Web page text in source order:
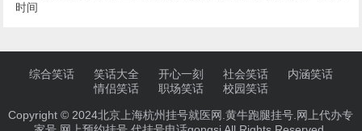
时间
综合笑话 笑话大全 开心一刻 社会笑话
内涵笑话
情侣笑话
职场笑话 校园笑话
Copyright © 2024北京上海杭州挂号就医网.黄牛跑腿挂号.网上代办专